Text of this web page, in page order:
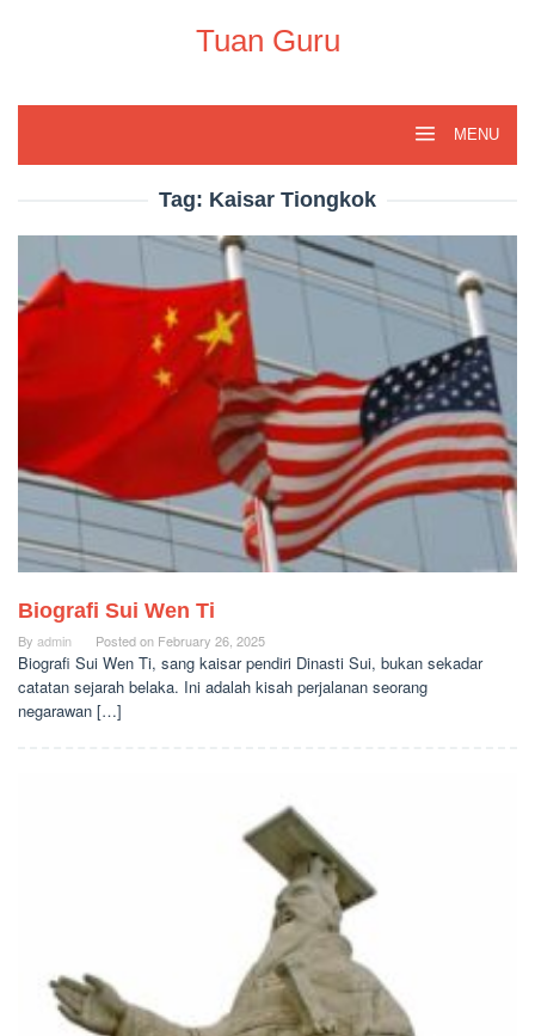
Tuan Guru
MENU
Tag: Kaisar Tiongkok
Biografi Sui Wen Ti
By admin Posted on February 26, 2025
Biografi Sui Wen Ti, sang kaisar pendiri Dinasti Sui, bukan sekadar
catatan sejarah belaka. Ini adalah kisah perjalanan seorang
negarawan […]